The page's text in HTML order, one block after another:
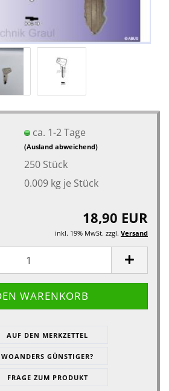
ca. 1-2 Tage
(Ausland abweichend)
250 Stück
0.009kg je Stück
18,90 EUR
inkl. 19% MwSt. zzgl. Versand
AUF DEN MERKZETTEL
WOANDERS GÜNSTIGER?
FRAGE ZUM PRODUKT